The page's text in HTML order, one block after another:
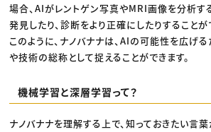
場合、AIがレントゲン写真やMRI画像を分析す
発見したり、診断をより正確にしたりすることが
このように、ナノバナナは、AIの可能性を広げ
や技術の総称として捉えることができます。
機械学習と深層学習って？
ナノバナナを理解する上で、知っておきたい言葉